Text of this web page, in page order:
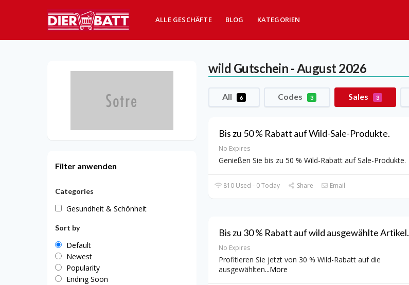
ALLE GESCHÄFTE BLOG KATEGORIEN
wild Gutschein - August 2026
All 6 Codes 3 Sales 3
Bis zu 50 % Rabatt auf Wild-Sale-Produkte.
No Expires
Genießen Sie bis zu 50 % Wild-Rabatt auf Sale-Produkte.
810 Used - 0 Today Share Email
Bis zu 30 % Rabatt auf wild ausgewählte Artikel.
No Expires
Profitieren Sie jetzt von 30 % Wild-Rabatt auf die
ausgewählten...More
Filter anwenden
Categories
Gesundheit & Schönheit
Sort by
Default
Newest
Popularity
Ending Soon